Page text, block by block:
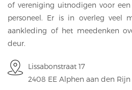
of vereniging uitnodigen voor
personeel. Er is in overleg veel
aankleding of het meedenken
deur.
Lissabonstraat 17
2408 EE Alphen aan den Rijn